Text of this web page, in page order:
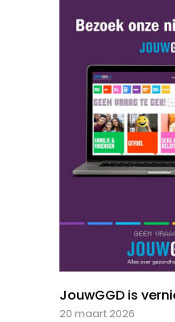
JouwGGD is
20 maart 2026